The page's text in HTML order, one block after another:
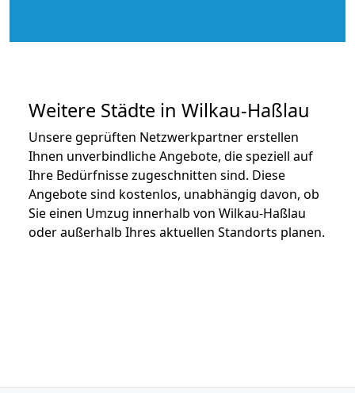
Weitere Städte in Wilkau-Haßlau
Unsere geprüften Netzwerkpartner erstellen
Ihnen unverbindliche Angebote, die speziell auf
Ihre Bedürfnisse zugeschnitten sind. Diese
Angebote sind kostenlos, unabhängig davon, ob
Sie einen Umzug innerhalb von Wilkau-Haßlau
oder außerhalb Ihres aktuellen Standorts planen.